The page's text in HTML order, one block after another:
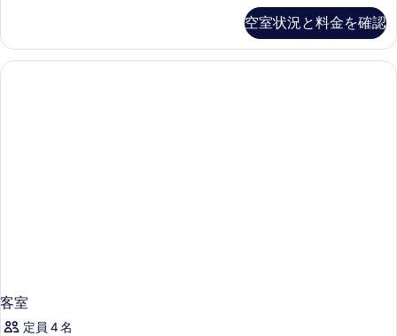
細
空室状況と料金を確認
客室
定員 4 名